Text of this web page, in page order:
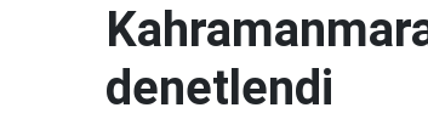
denetlendi